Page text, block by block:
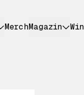
MerchMagazin